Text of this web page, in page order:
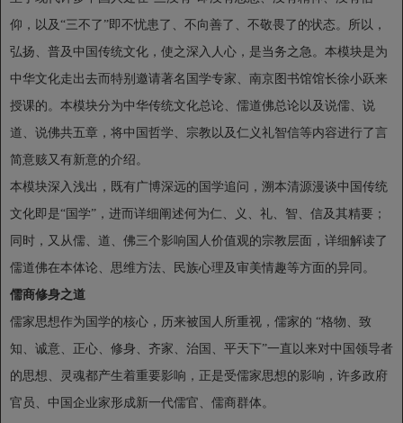
仰，以及“三不了”即不忧患了、不向善了、不敬畏了的状态。所以，
弘扬、普及中国传统文化，使之深入人心，是当务之急。本模块是为
中华文化走出去而特别邀请著名国学专家、南京图书馆馆长徐小跃来
授课的。本模块分为中华传统文化总论、儒道佛总论以及说儒、说
道、说佛共五章，将中国哲学、宗教以及仁义礼智信等内容进行了言
简意赅又有新意的介绍。
本模块深入浅出，既有广博深远的国学追问，溯本清源漫谈中国传统
文化即是“国学”，进而详细阐述何为仁、义、礼、智、信及其精要；
同时，又从儒、道、佛三个影响国人价值观的宗教层面，详细解读了
儒道佛在本体论、思维方法、民族心理及审美情趣等方面的异同。
儒商修身之道
儒家思想作为国学的核心，历来被国人所重视，儒家的 “格物、致
知、诚意、正心、修身、齐家、治国、平天下”一直以来对中国领导者
的思想、灵魂都产生着重要影响，正是受儒家思想的影响，许多政府
官员、中国企业家形成新一代儒官、儒商群体。